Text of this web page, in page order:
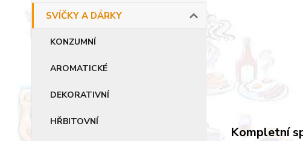
SVÍČKY A DÁRKY
KONZUMNÍ
AROMATICKÉ
DEKORATIVNÍ
HŘBITOVNÍ
Kompletní